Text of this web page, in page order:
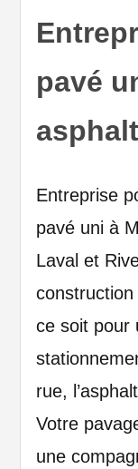
pavé
Entreprise
pavé uni à
Laval et
ce soit pour
rue,
Votre
une